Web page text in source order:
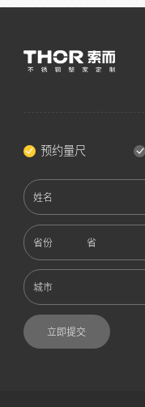
预约量尺
姓名
省份
城市
立即提交